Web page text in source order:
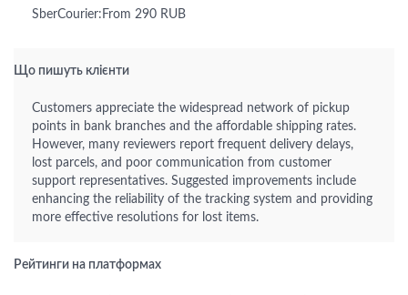
SberCourier:From 290 RUB
Що пишуть клієнти
Customers appreciate the widespread network of pickup
points in bank branches and the affordable shipping rates.
However, many reviewers report frequent delivery delays,
lost parcels, and poor communication from customer
support representatives. Suggested improvements include
enhancing the reliability of the tracking system and providing
more effective resolutions for lost items.
Рейтинги на платформах